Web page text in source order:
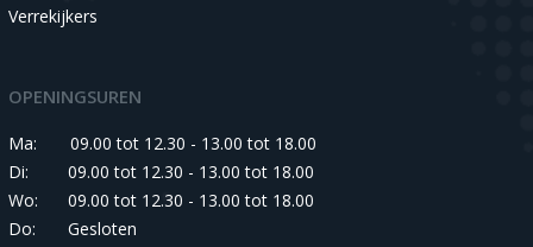
Verrekijkers
OPENINGSUREN
Ma:
09.00 tot 12.30 - 13.00 tot 18.00
Di:
09.00 tot 12.30 - 13.00 tot 18.00
Wo:
09.00 tot 12.30 - 13.00 tot 18.00
Do:
Gesloten